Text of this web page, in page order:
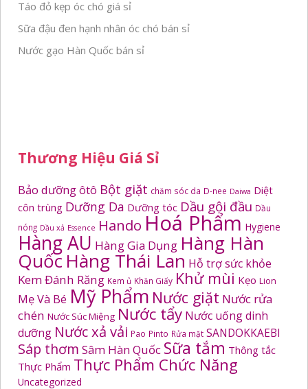
Táo đỏ kẹp óc chó giá sỉ
Sữa đậu đen hạnh nhân óc chó bán sỉ
Nước gạo Hàn Quốc bán sỉ
Thương Hiệu Giá Sỉ
Bảo dưỡng ôtô Bột giặt chăm sóc da D-nee Daiwa Diệt
côn trùng Dưỡng Da Dưỡng tóc Dầu gội đầu Dầu
nóng Dầu xả Essence Hando Hoá Phẩm Hygiene
Hàng AU Hàng Gia Dụng Hàng Hàn
QuốcHàng Thái Lan Hỗ trợ sức khỏe
Kem Đánh Răng Kem ủ Khăn Giấy Khử mùi Kẹo Lion
Mẹ Và Bé Mỹ Phẩm Nước giặt Nước rửa
chén Nước Súc Miệng Nước tẩy Nước uống dinh
dưỡng Nước xả vải Pao Pinto Rửa mặt SANDOKKAEBI
Sáp thơm Sâm Hàn Quốc Sữa tắm Thông tắc
Thực Phẩm Thực Phẩm Chức Năng
Uncategorized